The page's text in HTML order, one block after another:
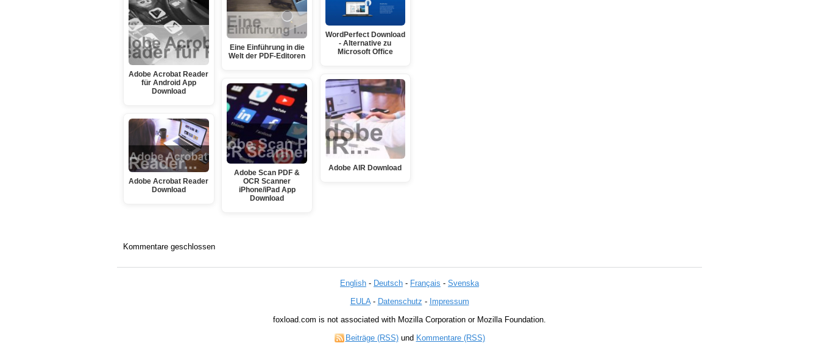
Adobe Acrobat Reader
für Android App
Download
Adobe Acrobat Reader
Download
Eine Einführung in die
Welt der PDF-Editoren
Adobe Scan PDF &
OCR Scanner
iPhone/iPad App
Download
WordPerfect Download
- Alternative zu
Microsoft Office
Adobe AIR Download
Kommentare geschlossen
English - Deutsch - Français - Svenska
EULA- Datenschutz - Impressum
foxload.com is not associated with Mozilla Corporation or Mozilla Foundation.
Beiträge (RSS)und Kommentare (RSS)